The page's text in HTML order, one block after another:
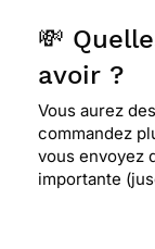
💸
avoir ?
Vous aurez
commandez
vous envoyez
importante